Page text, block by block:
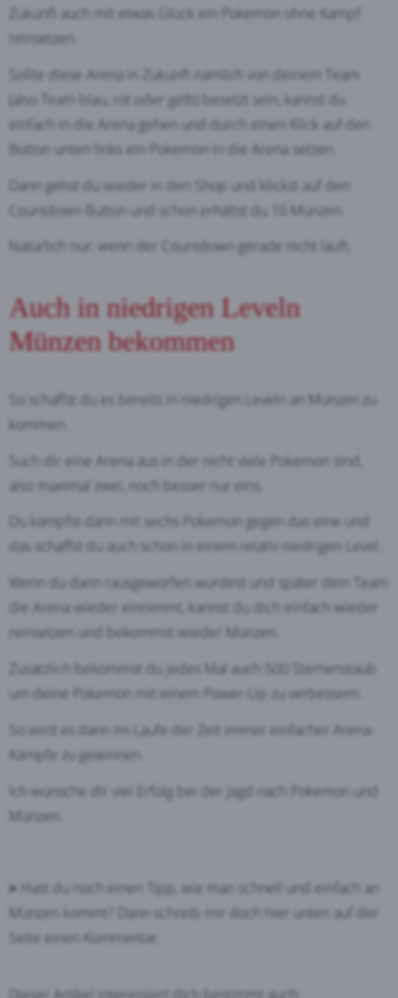
Zukunft auch mit etwas Glück ein Pokemon ohne Kampf
reinsetzen.
Sollte diese Arena in Zukunft nämlich von deinem Team
(also Team blau, rot oder gelb) besetzt sein, kannst du
einfach in die Arena gehen und durch einen Klick auf den
Button unten links ein Pokemon in die Arena setzen.
Dann gehst du wieder in den Shop und klickst auf den
Countdown Button und schon erhältst du 10 Münzen.
Natürlich nur, wenn der Countdown gerade nicht läuft.
Auch in niedrigen Leveln
Münzen bekommen
So schaffst du es bereits in niedrigen Leveln an Münzen zu
kommen.
Such dir eine Arena aus in der nicht viele Pokemon sind,
also maximal zwei, noch besser nur eins.
Du kämpfst dann mit sechs Pokemon gegen das eine und
das schaffst du auch schon in einem relativ niedrigen Level.
Wenn du dann rausgeworfen wurdest und später dein Team
die Arena wieder einnimmt, kannst du dich einfach wieder
reinsetzen und bekommst wieder Münzen.
Zusätzlich bekommst du jedes Mal auch 500 Sternenstaub
um deine Pokemon mit einem Power-Up zu verbessern.
So wird es dann im Laufe der Zeit immer einfacher Arena-
Kämpfe zu gewinnen.
Ich wünsche dir viel Erfolg bei der Jagd nach Pokemon und
Münzen.
> Hast du noch einen Tipp, wie man schnell und einfach an
Münzen kommt? Dann schreib mir doch hier unten auf der
Seite einen Kommentar.